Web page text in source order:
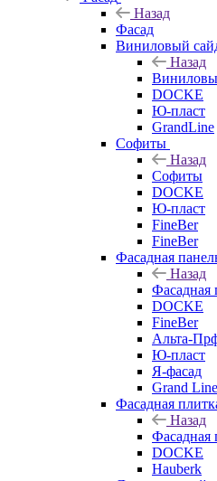
Назад
Фасад
Виниловый
Назад
DOCKE
Ю-пласт
GrandLine
Софиты
Назад
Софиты
DOCKE
Ю-пласт
FineBer
FineBer
Фасадная
Назад
Фасадная
DOCKE
FineBer
Альта-
Ю-пласт
Я-фасад
Grand Line
Фасадная
Назад
Фасадная
DOCKE
Hauberk